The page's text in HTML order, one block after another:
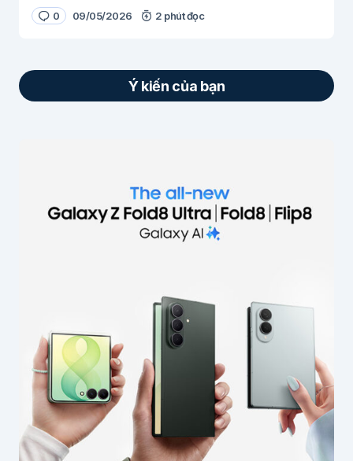
0 09/05/2026 2 phút đọc
Ý kiến của bạn
Các trường bắt buộc được đánh dấu
Nội dung*
Tên của bạn*
Email